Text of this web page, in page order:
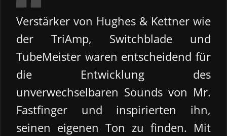
Verstärker von Hughes & Kettner wie
der TriAmp, Switchblade und
TubeMeister waren entscheidend für
die Entwicklung des
unverwechselbaren Sounds von Mr.
Fastfinger und inspirierten ihn,
seinen eigenen Ton zu finden. Mit